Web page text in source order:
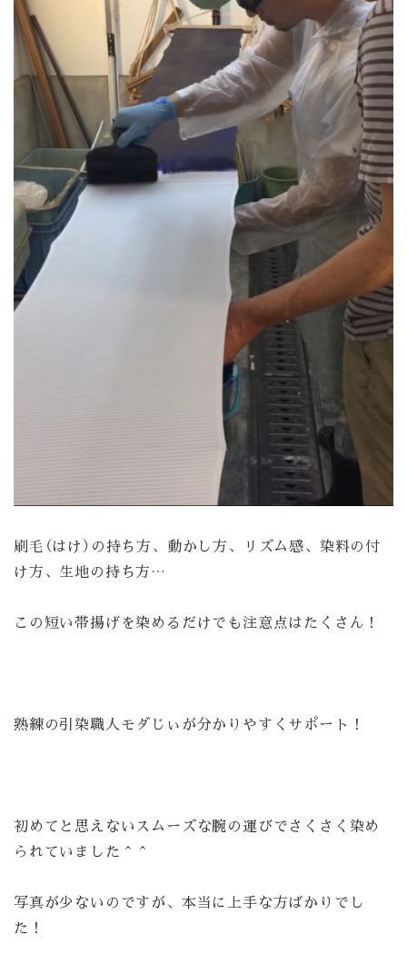
刷毛（はけ）の持ち方、動かし方、リズム感、染料の付
け方、生地の持ち方…
この短い帯揚げを染めるだけでも注意点はたくさん！
熟練の引染職人モダじぃが分かりやすくサポート！
初めてと思えないスムーズな腕の運びでさくさく染め
られていました＾＾
写真が少ないのですが、本当に上手な方ばかりでし
た！